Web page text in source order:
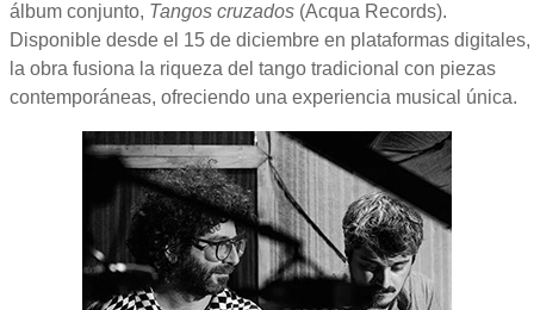
álbum conjunto, Tangos cruzados (Acqua Records).
Disponible desde el 15 de diciembre en plataformas digitales,
la obra fusiona la riqueza del tango tradicional con piezas
contemporáneas, ofreciendo una experiencia musical única.